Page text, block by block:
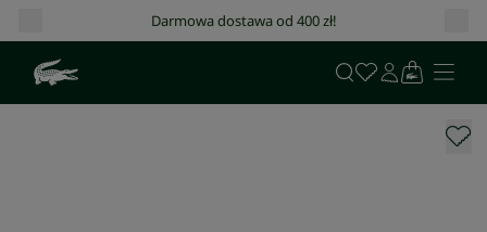
Darmowa dostawa od 400 zł!